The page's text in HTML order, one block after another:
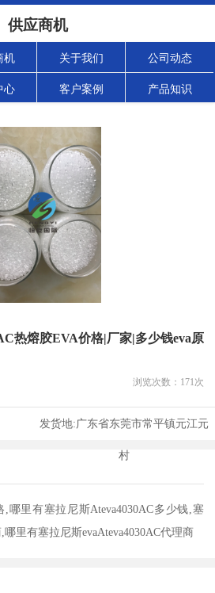
供应商机
机 关于我们 公司动态
心 客户案例 产品知识
热熔胶EVA价格|厂家|多少钱eva原
浏览次数： 171次
发货地:广东省东莞市常平镇元江元
村
,哪里有塞拉尼斯Ateva4030AC多少钱,塞
里有塞拉尼斯evaAteva4030AC代理商